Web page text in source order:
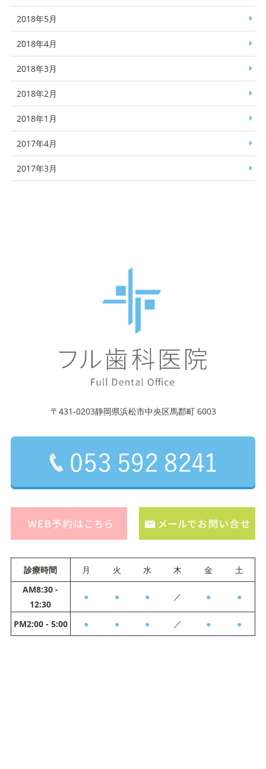
2018年5月
2018年4月
2018年3月
2018年2月
2018年1月
2017年4月
2017年3月
〒431-0203静岡県浜松市中央区馬郡町 6003
診療時間 月 火 水 木 金
土
AM8:30 -
12:30
● ● ● ／ ● ●
PM2:00 - 5:00 ● ● ● ／ ● ●